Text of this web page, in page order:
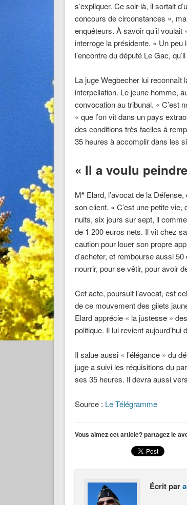
s’expliquer. Ce soir-là, il sortait
concours de circonstances »,
enquêteurs. À savoir qu’il
interroge la présidente. « Un
l’encontre du député Le Gac,
La juge Wegbecher lui reconnaît
interpellation. Le jeune homme,
convocation au tribunal. « C’est
« que l’on vit dans un pays
des conditions très faciles à
35 heures à accomplir dans les
« Il a voulu
Me Elard, l’avocat de la
son client. « C’est une petite
nuits, six jours sur sept, il
de 1 200 euros nets. Il vit chez
caution pour louer son propre
d’acheter, et rembourse aussi
nourrir, pour se vêtir, pour avoir
Cet acte, poursuit l’avocat, est
de ce mouvement des gilets
Elard apprécie « la justesse »
politique. Il lui revient
Il salue aussi « l’élégance » du
juge a suivi les réquisitions du
ses 35 heures. Il devra aussi
Source : Le Télégramme
Vous aimez cet article? partagez le
Écrit par